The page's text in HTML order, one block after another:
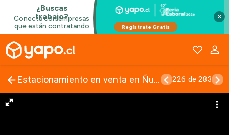
×
Estacionamiento en venta en Ñuñoa 226 de 283